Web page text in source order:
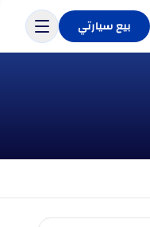
بيع سيارتي